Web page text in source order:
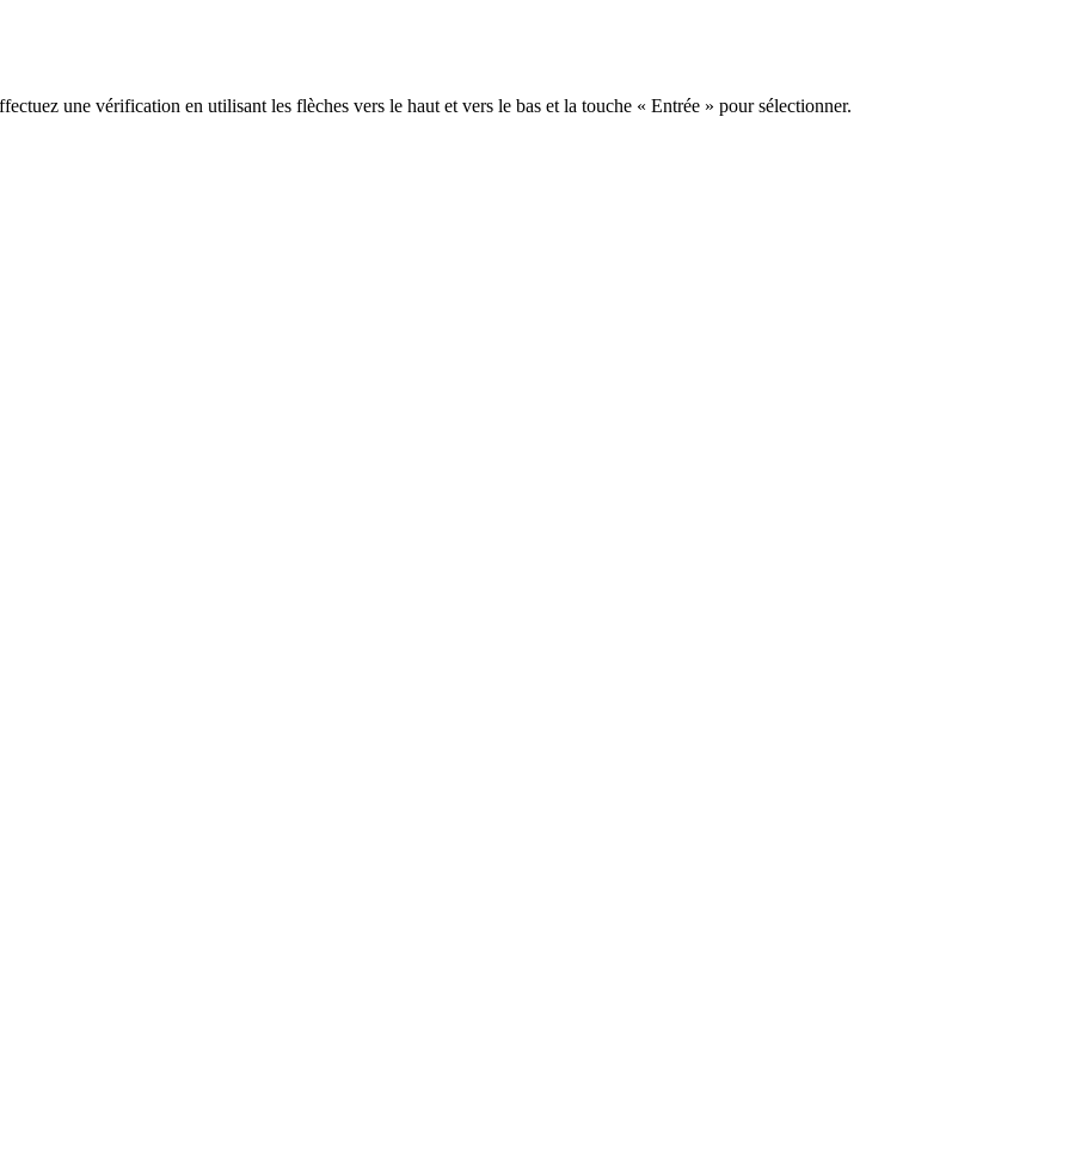
une vérification en utilisant les flèches vers le haut et vers le bas et la touche « Entrée » pour sélectionner.